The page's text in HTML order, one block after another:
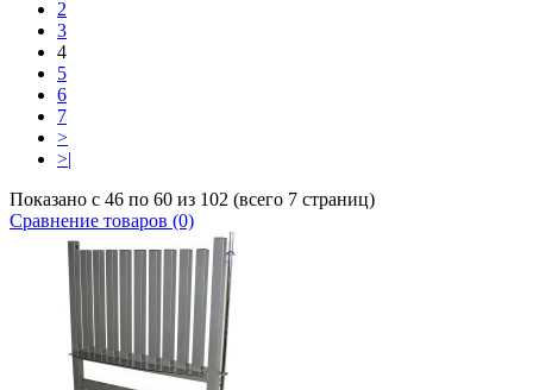
2
3
4
5
6
7
>
>|
Показано с 46 по 60 из 102 (всего 7 страниц)
Сравнение товаров (0)